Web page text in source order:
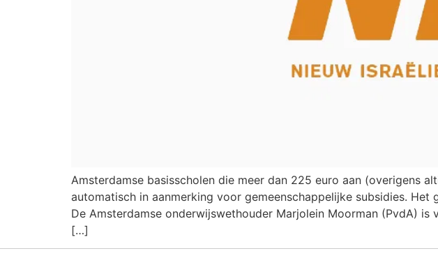
Amsterdamse basisscholen die meer dan 225 euro aan (overigens
automatisch in aanmerking voor gemeenschappelijke subsidies.
De Amsterdamse onderwijswethouder Marjolein Moorman (PvdA)
[…]